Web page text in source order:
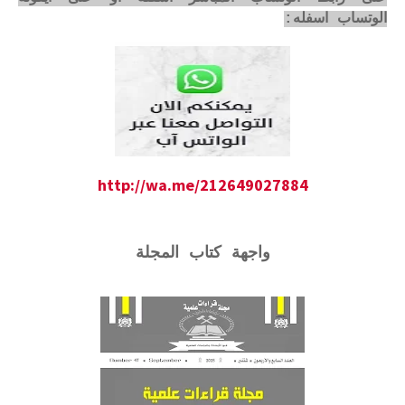
الوتساب اسفله:
http://wa.me/212649027884
واجهة كتاب المجلة